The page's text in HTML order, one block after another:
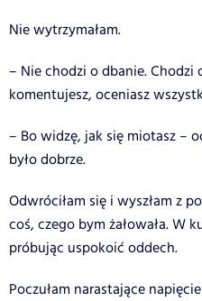
Nie wytrzymałam.
– Nie chodzi o dbanie.
komentujesz, oceniasz
– Bo widzę, jak się miotasz –
było dobrze.
Odwróciłam się i wyszłam z
coś, czego bym żałowała. W
próbując uspokoić oddech.
Poczułam narastające